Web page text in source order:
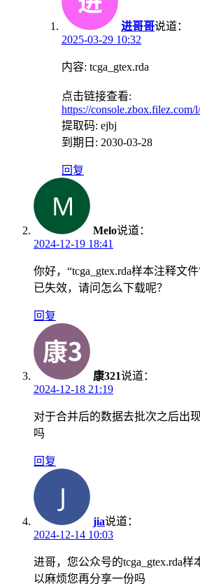
进哥哥说道：
2025-03-29 10:32
内容: tcga_gtex.rda
点击链接查看:
https://
提取码: ejbj
到期日: 2030-03-28
回复
Melo说道：
2024-12-19 18:41
你好，“tcga_gtex.rda样本注释文
已失效，请问怎么下载呢？
回复
康321说道：
2024-12-18 21:19
对于合并后的数据去批次之后出
吗
回复
jia说道：
2024-12-14 10:03
进哥，您公众号的tcga_gtex.rda
以麻烦您再分享一份吗